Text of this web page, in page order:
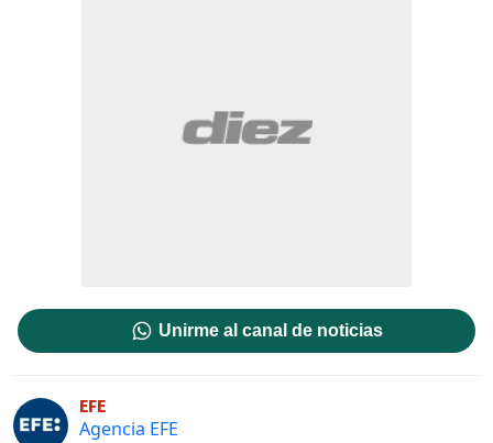
Unirme al canal de noticias
EFE
Agencia EFE